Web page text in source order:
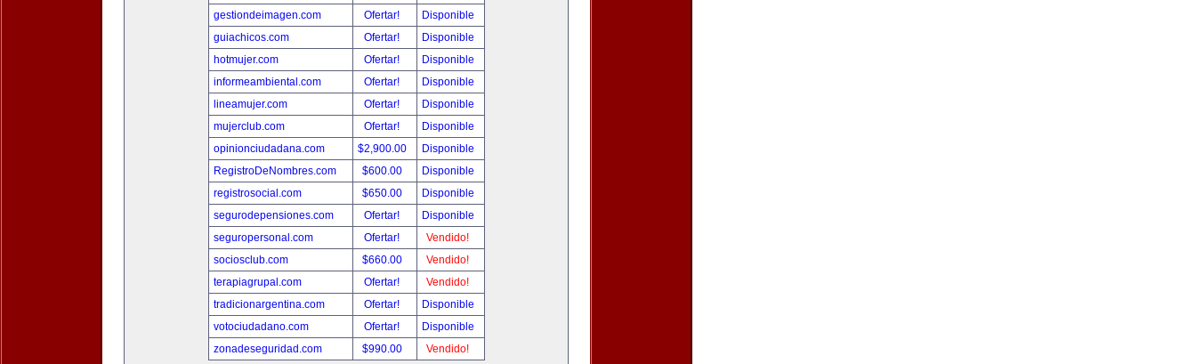
gestiondeimagen.com
Ofertar!
Disponible
guiachicos.com
Ofertar!
Disponible
hotmujer.com
Ofertar!
Disponible
informeambiental.com
Ofertar!
Disponible
lineamujer.com
Ofertar!
Disponible
mujerclub.com
Ofertar!
Disponible
opinionciudadana.com
$2,900.00
Disponible
RegistroDeNombres.com
$600.00
Disponible
registrosocial.com
$650.00
Disponible
segurodepensiones.com
Ofertar!
Disponible
seguropersonal.com
Ofertar!
Vendido!
sociosclub.com
$660.00
Vendido!
terapiagrupal.com
Ofertar!
Vendido!
tradicionargentina.com
Ofertar!
Disponible
votociudadano.com
Ofertar!
Disponible
zonadeseguridad.com
$990.00 Vendido!